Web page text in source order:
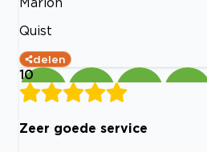
Quist
delen
10
Zeer goede service